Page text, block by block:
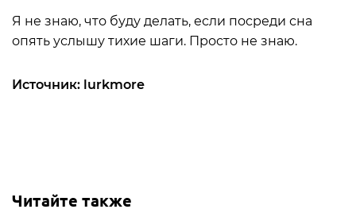
Я не знаю, что буду делать, если посреди сна
опять услышу тихие шаги. Просто не знаю.
Источник: lurkmore
Читайте также